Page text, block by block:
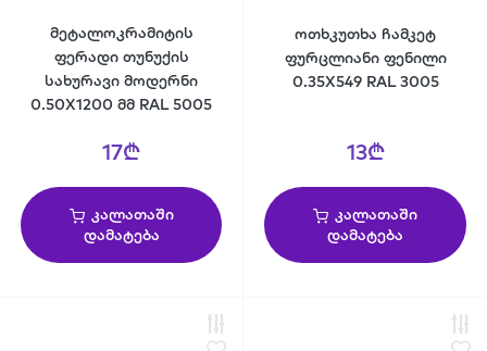
მეტალოკრამიტის
ფერადი თუნუქის
სახურავი მოდერნი
0.50X1200 მმ RAL 5005
17₾
კალათაში
დამატება
ოთხკუთხა ჩამკეტ
ფურცლიანი ფენილი
0.35X549 RAL 3005
13₾
კალათაში
დამატება